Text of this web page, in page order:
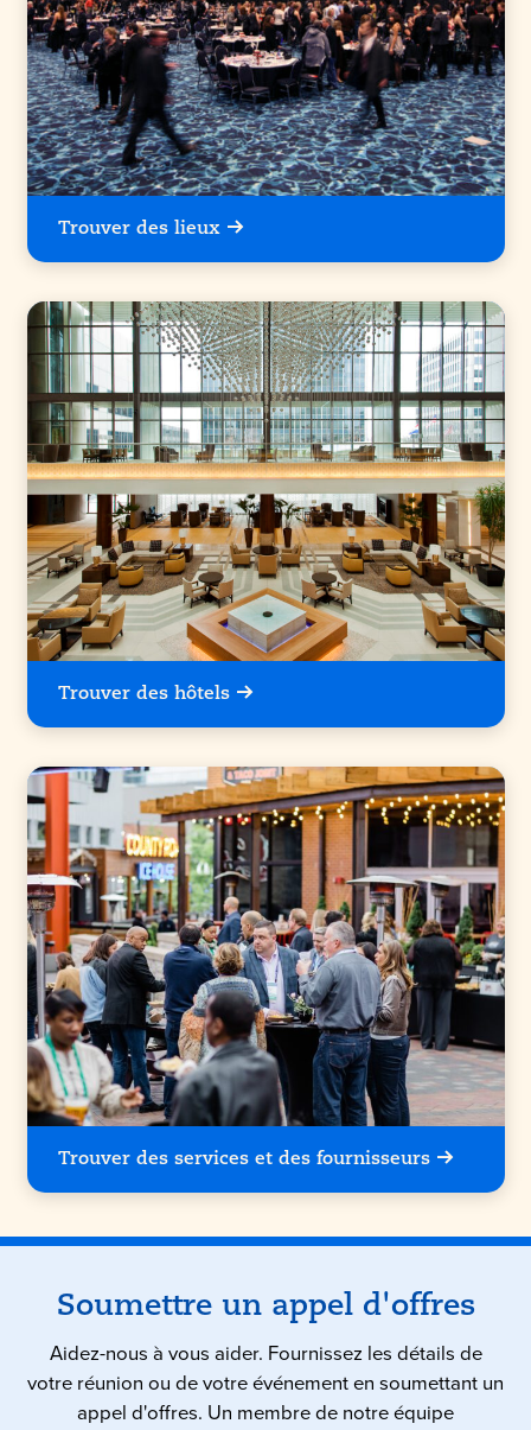
Trouver des lieux
Trouver des hôtels
Trouver des services et des fournisseurs
Soumettre un appel d'offres
Aidez-nous à vous aider. Fournissez les détails de
votre réunion ou de votre événement en soumettant un
appel d'offres. Un membre de notre équipe